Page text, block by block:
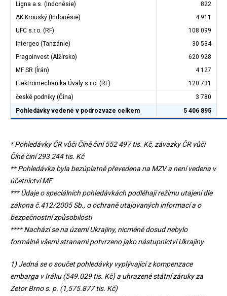
Ligna a.s. (Indonésie)
822
AK Krouský (Indonésie)
4 911
UFC s.r.o. (RF)
108 099
Intergeo (Tanzánie)
30 534
Pragoinvest (Alžírsko)
620 928
MF SR (Írán)
4 127
Elektromechanika Úvaly s.r.o. (RF)
120 731
české podniky (Čína)
3 780
Pohledávky vedené v podrozvaze celkem
5 406 895
* Pohledávky ČR vůči Číně činí 552 497 tis. Kč, závazky ČR vůči
Číně činí 293 244 tis. Kč
** Pohledávka byla bezúplatně převedena na MZV a není vedena v
účetnictví MF
*** Údaje o speciálních pohledávkách podléhají režimu utajení dle
zákona č.412/2005 Sb., o ochraně utajovaných informací a o
bezpečnostní způsobilosti
**** Nachází se na území Ukrajiny, nicméně dosud nebylo
formálně všemi stranami potvrzeno jako nástupnictví Ukrajiny
1) Jedná se o součet pohledávky vyplývající z kompenzace
embarga v Iráku (549.029 tis. Kč) a uhrazené státní záruky za
Zetor Brno s. p. (1,575.877 tis. Kč)